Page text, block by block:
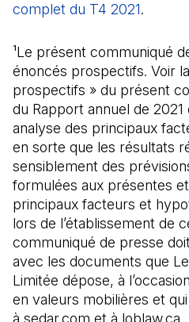
complet du T4 2021(Il
.
¹Le présent communiqué
énoncés prospectifs. Voir
prospectifs » du présent
du Rapport annuel de
analyse des principaux
en sorte que les résultats
sensiblement des
formulées aux présentes
principaux facteurs et
lors de l’établissement de
communiqué de presse
avec les documents que
Limitée dépose, à
en valeurs mobilières et
à sedar.com et à loblaw.ca.